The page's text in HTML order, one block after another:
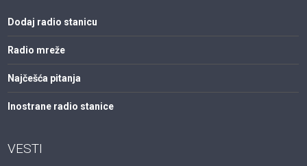
Dodaj radio stanicu
Radio mreže
Najčešća pitanja
Inostrane radio stanice
VESTI